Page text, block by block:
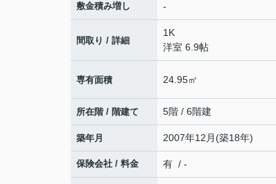
敷金積み増し -
間取り / 詳細
1K
洋室 6.9帖
専有面積 24.95㎡
所在階 / 階建て 5階 / 6階建
築年月 2007年12月(築18年)
保険会社 / 料金 有 / -